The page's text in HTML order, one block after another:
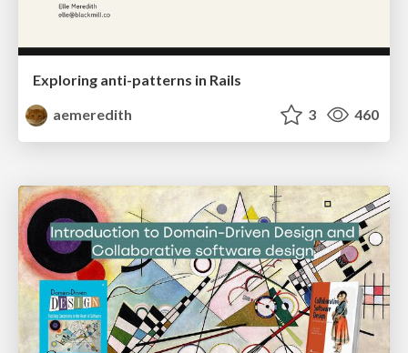
Exploring anti-patterns in Rails
aemeredith
3 460